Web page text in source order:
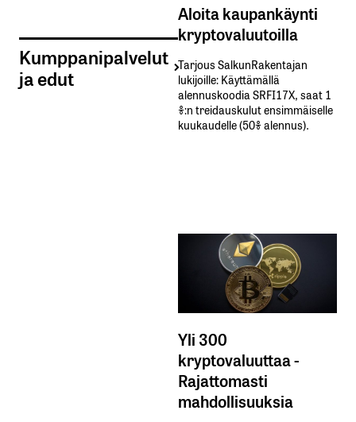
Kumppanipalvelut
ja edut
Aloita kaupankäynti
kryptovaluutoilla
Tarjous SalkunRakentajan
lukijoille: Käyttämällä​ ​
alennuskoodia​ ​SRFI17X,​ ​saat​ ​1
%:n treidauskulut​ ​ensimmäiselle​ ​
kuukaudelle​ ​(50%​ ​alennus).
Yli 300
kryptovaluuttaa -
Rajattomasti
mahdollisuuksia